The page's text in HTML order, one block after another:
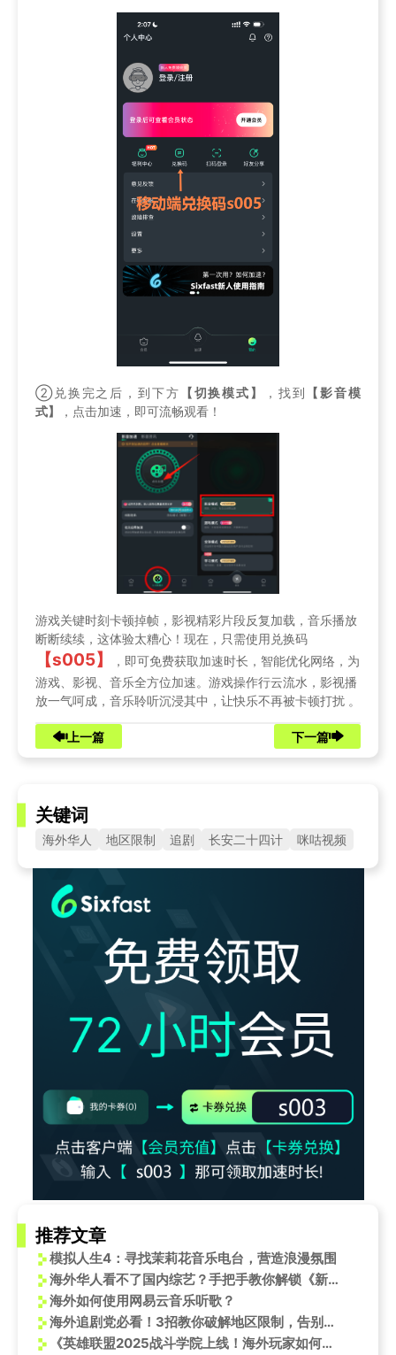
②兑换完之后，到下方 【切换模式】 ，找到
【影音模
式】
，点击加速，即可流畅观看！
游戏关键时刻卡顿掉帧，影视精彩片段反复加载，音乐播放
断断续续，这体验太糟心！现在，只需使用兑换码
【s005】
，即可免费获取加速时长，智能优化网络，为
游戏、影视、音乐全方位加速。游戏操作行云流水，影视播
放一气呵成，音乐聆听沉浸其中，让快乐不再被卡顿打扰 。
上一篇 下一篇
关键词
海外华人 地区限制 追剧 长安二十四计 咪咕视频
推荐文章
模拟人生4：寻找茉莉花音乐电台，营造浪漫氛围
海外华人看不了国内综艺？手把手教你解锁《新说唱2025》等宝藏节目
海外如何使用网易云音乐听歌？
海外追剧党必看！3招教你破解地区限制，告别卡顿烦恼
《英雄联盟2025战斗学院上线！海外玩家如何用Sixfast低延迟畅玩？》